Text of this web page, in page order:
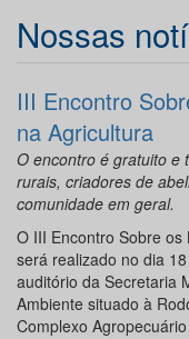
Nossas
III Encontro
na Agricultura
O encontro é gratuito e
rurais, criadores de
comunidade em geral.
O III Encontro Sobre
será realizado no dia
auditório da Secretaria
Ambiente situado à
Complexo